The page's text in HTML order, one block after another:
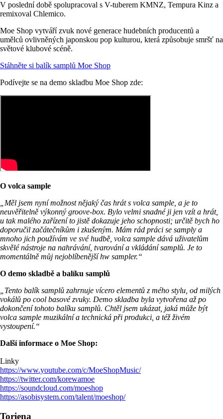
V poslední době spolupracoval s V-tuberem KMNZ, Tempura Kinz a
remixoval Chlemico.
Moe Shop vytváří zvuk nové generace hudebních producentů a
umělců ovlivněných japonskou pop kulturou, která způsobuje smršť na
světové klubové scéně.
Stáhněte si balík samplů Moe Shop
Podívejte se na demo skladbu Moe Shop zde:
O volca sample
„Měl jsem nyní možnost nějaký čas hrát s volca sample, a je to
neuvěřitelně výkonný groove-box. Bylo velmi snadné ji jen vzít a hrát,
u tak malého zařízení to jistě dokazuje jeho schopnosti; určitě bych ho
doporučil začátečníkům i zkušeným. Mám rád práci se samply a
mnoho jich používám ve své hudbě, volca sample dává uživatelům
skvělé nástroje na nahrávání, tvarování a vkládání samplů. Je to
momentálně můj nejoblíbenější hw sampler.“
O demo skladbě a balíku samplů
„Tento balík samplů zahrnuje vícero elementů z mého stylu, od milých
vokálů po cool basové zvuky. Demo skladba byla vytvořena až po
dokončení tohoto balíku samplů. Chtěl jsem ukázat, jaká může být
volca sample muzikální a technická při produkci, a též živém
vystoupení.“
Další informace o Moe Shop:
Linky
https://www.youtube.com/c/MoeShopMusic/
https://twitter.com/korewamoe
https://soundcloud.com/moeshop
https://asobisystem.com/talent/moeshop/
Toriena